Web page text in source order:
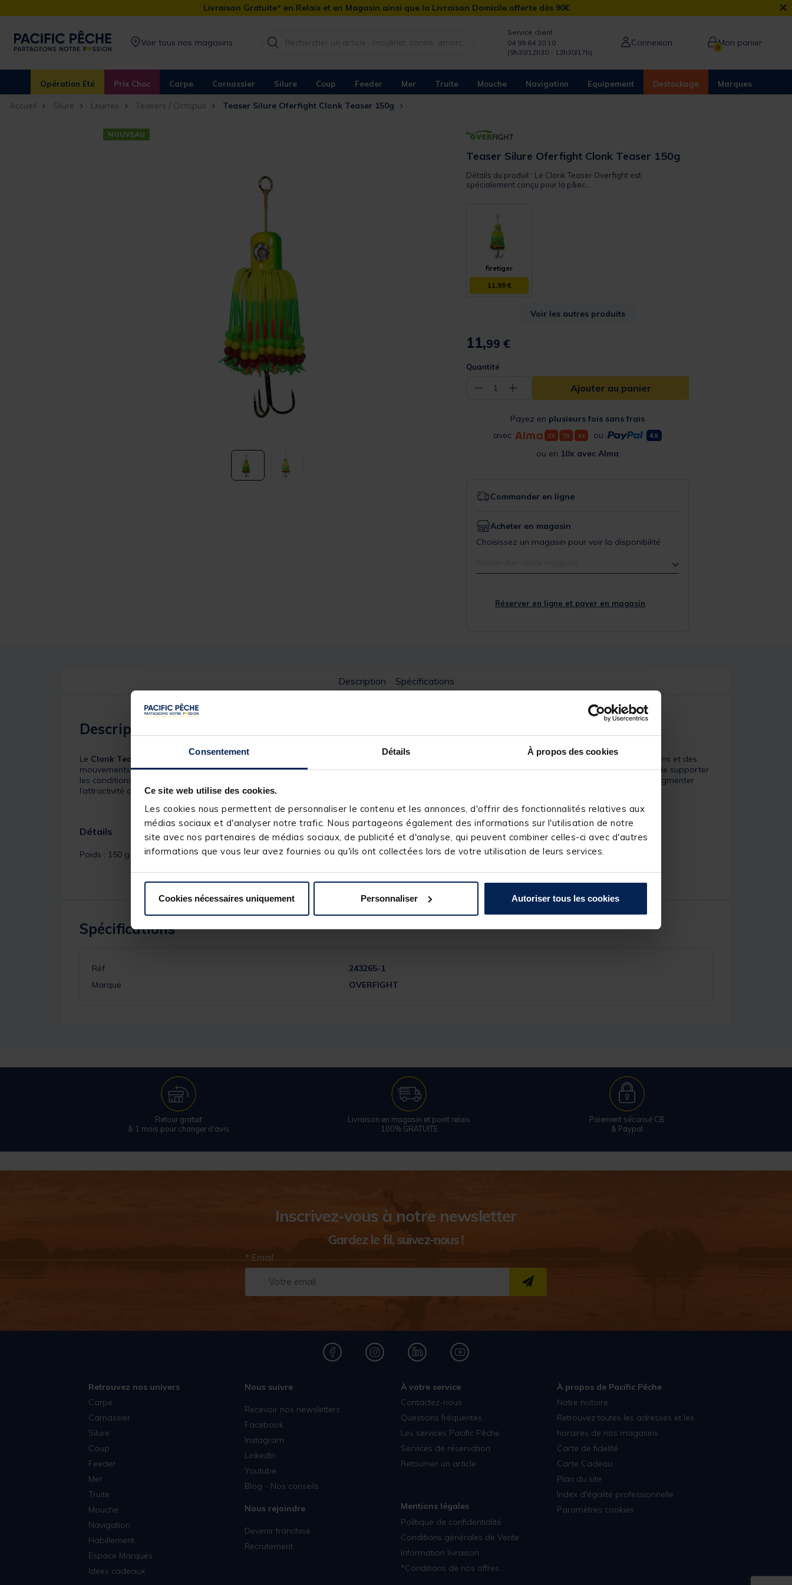
Consentement Détails À propos des cookies
Ce site web utilise des cookies.
Les cookies nous permettent de personnaliser le contenu et les annonces, d'offrir des fonctionnalités relatives aux
médias sociaux et d'analyser notre trafic. Nous partageons également des informations sur l'utilisation de notre
site avec nos partenaires de médias sociaux, de publicité et d'analyse, qui peuvent combiner celles-ci avec d'autres
informations que vous leur avez fournies ou qu'ils ont collectées lors de votre utilisation de leurs services.
Cookies nécessaires uniquement Personnaliser Autoriser tous les cookies
Livraison Gratuite* en Relais et en Magasin ainsi que la Livraison Domicile offerte dès 90€ ×
Voir tous nos magasins
Service client
04 99 64 20 10
(9h30/12h30 - 13h30/17h)
Connexion 0Mon panier
Opération Été Prix Choc Carpe Carnassier Silure Coup Feeder Mer Truite Mouche Navigation Equipement Destockage Marques
Accueil Silure Leurres Teasers / Octopus Teaser Silure Oferfight Clonk Teaser 150g
NOUVEAU
Teaser Silure Oferfight Clonk Teaser 150g
Détails du produit : Le Clonk Teaser Overfight est
spécialement conçu pour la p&ec...
firetiger
11,99 €
Voir les autres produits
11,99 €
Quantité
− 1 + Ajouter au panier
Payez en plusieurs fois sans frais
avec
ou
ou en 10x avec Alma
Commander en ligne
Acheter en magasin
Choisissez un magasin pour voir la disponibilité
Réserver en ligne et payer en magasin
Description Spécifications
Description
Le Clonk Teaser Overfight
est spécialement conçu pour la pêche du silure. Pensé pour renforcer l’attractivité de votre montage, il génère des vibrations et des
mouvements dans l’eau capables de stimuler la curiosité et l’agressivité des silures. Ses matériaux résistants et sa conception robuste lui permettent de supporter
les conditions exigeantes et les combats puissants. Facile à intégrer dans vos montages, le Clonk Teaser Overfight est un accessoire efficace pour augmenter
l’attractivité de votre présentation et provoquer l’attaque des silures.
Détails
Poids : 150 g
Spécifications
Réf.
243265-1
Marque
OVERFIGHT
Retour gratuit
& 1 mois pour changer d'avis
Livraison en magasin et point relais
100% GRATUITE
Paiement sécurisé CB
& Paypal
Inscrivez-vous à notre newsletter
Gardez le fil, suivez-nous !
* Email
S''INSCRIRE
Retrouvez nos univers
Carpe
Carnassier
Silure
Coup
Feeder
Mer
Truite
Mouche
Navigation
Habillement
Espace Marques
Idees cadeaux
Nous suivre
Recevoir nos newsletters
Facebook
Instagram
LinkedIn
Youtube
Blog - Nos conseils
Nous rejoindre
Devenir franchisé
Recrutement
À votre service
Contactez-nous
Questions fréquentes
Les services Pacific Pêche
Services de réservation
Retourner un article
Mentions légales
Politique de confidentialité
Conditions générales de Vente
Information livraison
*Conditions de nos offres
À propos de Pacific Pêche
Notre histoire
Retrouvez toutes les adresses et les
horaires de nos magasins
Carte de fidelité
Carte Cadeau
Plan du site
Index d'égalité professionnelle
Paramètres cookies